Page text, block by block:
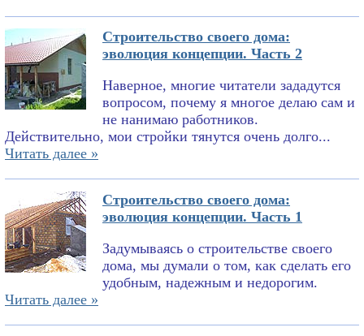
Строительство своего дома:
эволюция концепции. Часть 2
Наверное, многие читатели зададутся
вопросом, почему я многое делаю сам и
не нанимаю работников.
Действительно, мои стройки тянутся очень долго...
Читать далее »
Строительство своего дома:
эволюция концепции. Часть 1
Задумываясь о строительстве своего
дома, мы думали о том, как сделать его
удобным, надежным и недорогим.
Читать далее »